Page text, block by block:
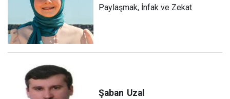
Paylaşmak, İnfak ve Zekat
Şaban Uzal